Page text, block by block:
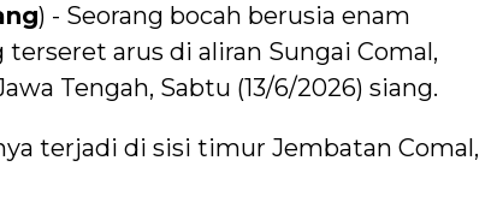
) - Seorang bocah berusia enam
arus di aliran Sungai Comal,
Tengah, Sabtu (13/6/2026) siang.
terjadi di sisi timur Jembatan Comal,